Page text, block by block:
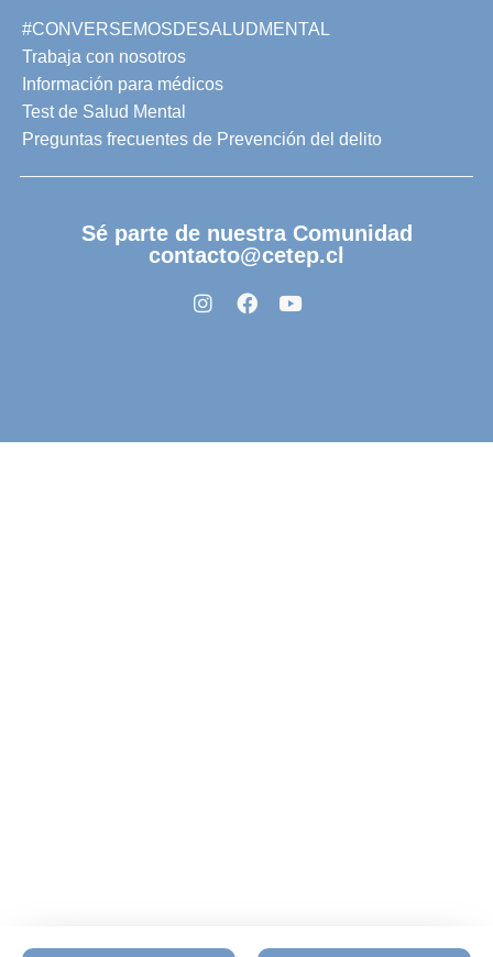
#CONVERSEMOSDESALUDMENTAL
Trabaja con nosotros
Información para médicos
Test de Salud Mental
Preguntas frecuentes de Prevención del delito
Sé parte de nuestra Comunidad
contacto@cetep.cl